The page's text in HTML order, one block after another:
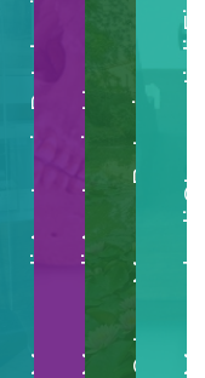
Museo di Anatomia PatologicaMuseo di Anatomia UmanaOrto e Museo BotanicoMuseo degli